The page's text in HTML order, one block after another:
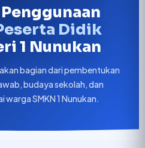
Didik
1 Nunukan
bagian dari pembentukan
budaya sekolah, dan
SMKN 1 Nunukan.